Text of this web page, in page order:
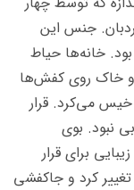
جنس این
خانه‌ها حیاط
و خاک روی کفش‌ها
می‌کرد. قرار
نبود. بوی
برای قرار
کرد و جاکفشی